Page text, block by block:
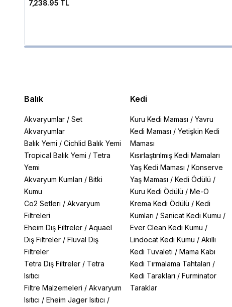
7,238.95 TL
Balık
Akvaryumlar / Set
Akvaryumlar
Balık Yemi / Cichlid Balık Yemi
Tropical Balık Yemi / Tetra
Yemi
Akvaryum Kumları / Bitki
Kumu
Co2 Setleri / Akvaryum
Filtreleri
Eheim Dış Filtreler / Aquael
Dış Filtreler / Fluval Dış
Filtreler
Tetra Dış Filtreler / Tetra
Isıtıcı
Filtre Malzemeleri / Akvaryum
Isıtıcı / Eheim Jager Isıtıcı /
Kedi
Kuru Kedi Maması / Yavru
Kedi Maması / Yetişkin Kedi
Maması
Kısırlaştırılmış Kedi Mamaları
Yaş Kedi Maması / Konserve
Yaş Maması / Kedi Ödülü /
Kuru Kedi Ödülü / Me-O
Krema Kedi Ödülü / Kedi
Kumları / Sanicat Kedi Kumu /
Ever Clean Kedi Kumu /
Lindocat Kedi Kumu / Akıllı
Kedi Tuvaleti / Mama Kabı
Kedi Tırmalama Tahtaları /
Kedi Tarakları / Furminator
Taraklar